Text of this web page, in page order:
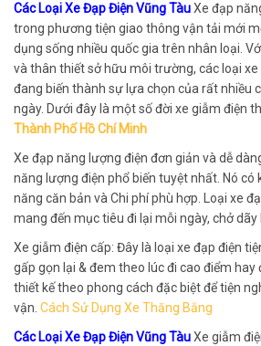
Các Loại Xe Đạp Điện Vũng TàuXe đạp
trong phương tiện giao thông vận tải mới
dụng sống nhiều quốc gia trên nhân loại.
và thân thiết sở hữu môi trường, các loại
đang biến thành sự lựa chọn của rất nhiều
ngày. Dưới đây là một số đời xe giẫm điện
Thành Phố Hồ Chí Minh
Xe đạp năng lượng điện đơn giản và dễ
năng lượng điện phổ biến tuyệt nhất. Nó có
năng căn bản và Chi phí phù hợp. Loại xe
mang đến mục tiêu đi lại mỗi ngày, chở dãy
Xe giẫm điện cấp: Đây là loại xe đạp điện
gấp gọn lại & đem theo lúc đi cao điểm hay
thiết kế theo phong cách đặc biệt để tiện
vận. Cách Sử Dụng Xe Thăng Bằng
Các Loại Xe Đạp Điện Vũng TàuXe giẫm